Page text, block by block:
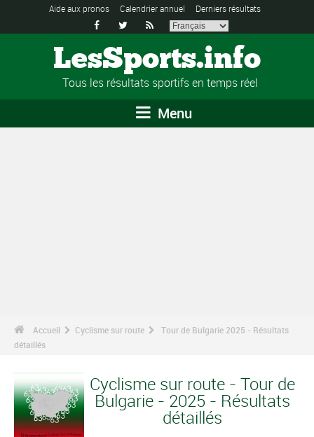
Aide aux pronos Calendrier annuel Derniers résultats
  
LesSports.info
Tous les résultats sportifs en temps réel
Menu
Accueil Cyclisme sur route
Tour de Bulgarie 2025 - Résultats
détaillés
Cyclisme sur route - Tour de
Bulgarie - 2025 - Résultats
détaillés